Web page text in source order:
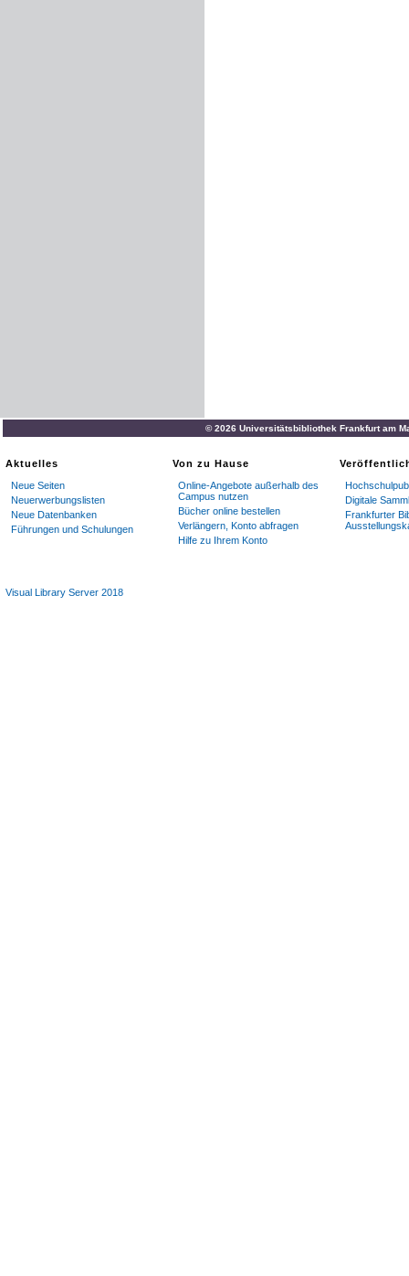
© 2026 Universitätsbibliothek Frankfurt am
Aktuelles
Neue Seiten
Neuerwerbungslisten
Neue Datenbanken
Führungen und Schulungen
Von zu Hause
Online-Angebote außerhalb des
Campus nutzen
Bücher online bestellen
Verlängern, Konto abfragen
Hilfe zu Ihrem Konto
Digitale
Frankfurter
Visual Library Server 2018